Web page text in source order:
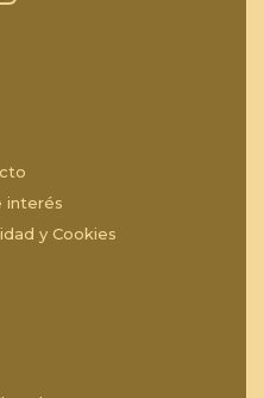
interés
y Cookies